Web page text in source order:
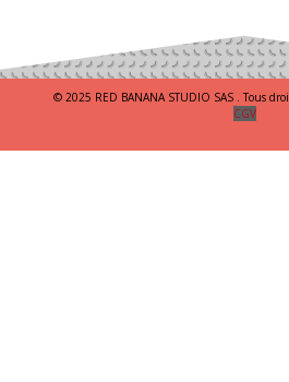
© 2025 RED BANANA STUDIO SAS . Tous
CGV